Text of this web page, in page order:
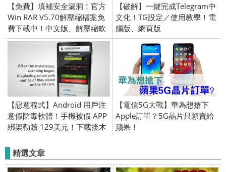
【免費】填補安全漏洞！官方
Win RAR V5.70解壓縮檔案免
費下載中！中文版、解壓縮軟
體、支援多格式壓縮
【破解】一鍵完成Telegram中
文化！TG設定／使用教學！電
腦版、網頁版
【惡意程式】Android 用戶注
意假防毒軟體！手機被假 APP
綁架勒贖 129美元！下載後木
【電信5G大戰】華為想搶下
Apple訂單？5G晶片只願賣給
蘋果！
精選文章